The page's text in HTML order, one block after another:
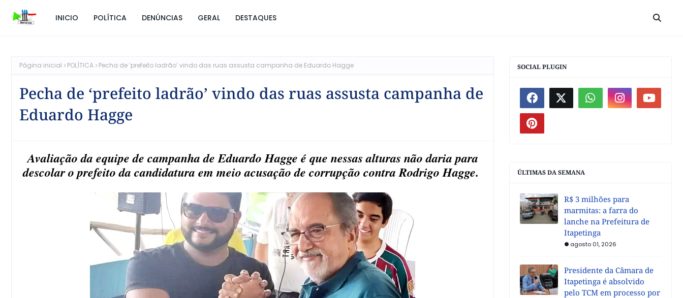
INICIO POLÍTICA DENÚNCIAS GERAL DESTAQUES
Página inicial POLÍTICA Pecha de ‘prefeito ladrão’ vindo das ruas assusta campanha de Eduardo Hagge
Pecha de ‘prefeito ladrão’ vindo das ruas assusta campanha de
Eduardo Hagge
Avaliação da equipe de campanha de Eduardo Hagge é que nessas alturas não daria para
descolar o prefeito da candidatura em meio acusação de corrupção contra Rodrigo Hagge.
SOCIAL PLUGIN
ÚLTIMAS DA SEMANA
R$ 3 milhões para
marmitas: a farra do
lanche na Prefeitura de
Itapetinga
agosto 01, 2026
Presidente da Câmara de
Itapetinga é absolvido
pelo TCM em processo por